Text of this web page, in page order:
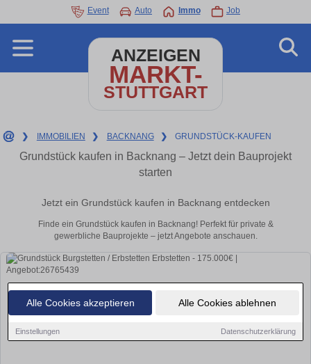
Alle Cookies akzeptieren Alle Cookies ablehnen
Einstellungen Datenschutzerklärung
Event Auto Immo Job
ANZEIGEN
MARKT-
STUTTGART
❯ IMMOBILIEN ❯ BACKNANG ❯ GRUNDSTÜCK-KAUFEN
Grundstück kaufen in Backnang – Jetzt dein Bauprojekt
starten
Jetzt ein Grundstück kaufen in Backnang entdecken
Finde ein Grundstück kaufen in Backnang! Perfekt für private &
gewerbliche Bauprojekte – jetzt Angebote anschauen.